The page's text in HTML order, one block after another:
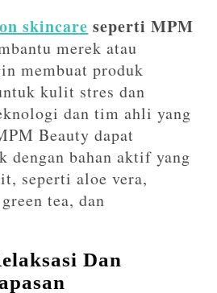
skincare seperti MPM
merek atau
membuat produk
kulit stres dan
dan tim ahli yang
Beauty dapat
dengan bahan aktif yang
seperti aloe vera,
tea, dan
Dan